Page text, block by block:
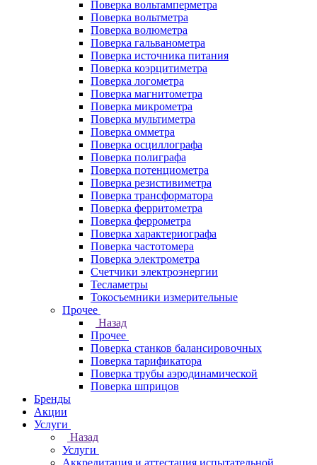
Поверка вольтамперметра
Поверка вольтметра
Поверка волюметра
Поверка гальванометра
Поверка источника питания
Поверка коэрцитиметра
Поверка логометра
Поверка магнитометра
Поверка микрометра
Поверка мультиметра
Поверка омметра
Поверка осциллографа
Поверка полиграфа
Поверка потенциометра
Поверка резистивиметра
Поверка трансформатора
Поверка ферритометра
Поверка феррометра
Поверка характериографа
Поверка частотомера
Поверка электрометра
Счетчики электроэнергии
Тесламетры
Токосъемники измерительные
Прочее
Назад
Прочее
Поверка станков балансировочных
Поверка тарификатора
Поверка трубы аэродинамической
Поверка шприцов
Бренды
Акции
Услуги
Назад
Услуги
Аккредитация и аттестация испытательной